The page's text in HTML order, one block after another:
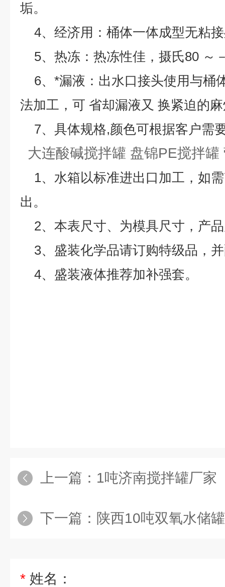
垢。
4、经济用：桶体一体成型无粘
5、热冻：热冻性佳，摄氏80 ～
6、*漏液：出水口接头使用与桶
法加工，可 省却漏液又 换紧迫的
7、具体规格,颜色可根据客户需
大连酸碱搅拌罐 盘锦PE搅拌罐
1、水箱以标准进出口加工，如
出。
2、本表尺寸、为模具尺寸，产
3、盛装化学品请订购特级品，
4、盛装液体推荐加补强套。
上一篇： 1吨济南搅拌罐厂家
下一篇： 陕西10吨双氧水储
* 姓名：